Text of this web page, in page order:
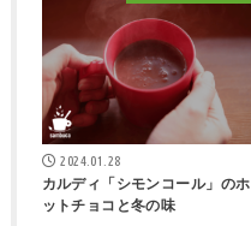
2024.01.28
カルディ「シモンコール」のホ
ットチョコと冬の味